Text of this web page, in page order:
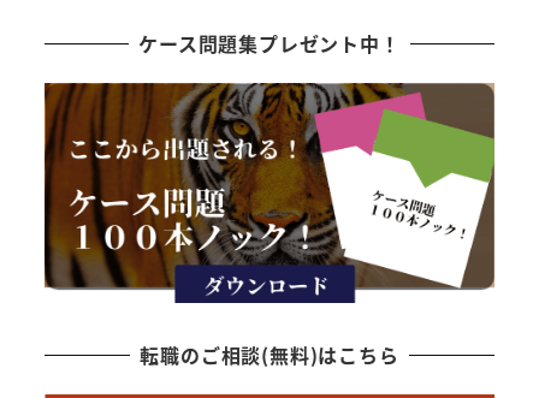
ケース問題集プレゼント中！
転職のご相談(無料)はこちら